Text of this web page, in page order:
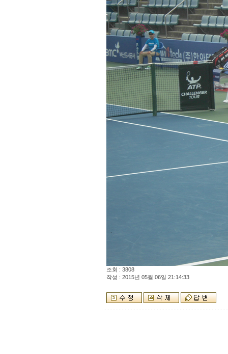
조회 : 3808
작성 : 2015년 05월 06일 21:14:33